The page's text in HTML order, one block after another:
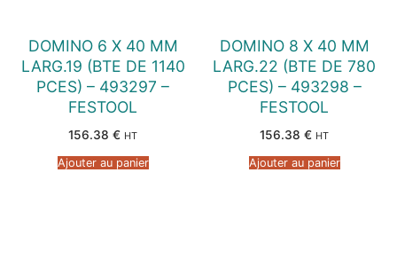
DOMINO 6 X 40 MM
LARG.19 (BTE DE 1140
PCES) – 493297 –
FESTOOL
156.38 € HT
Ajouter au panier
DOMINO 8 X 40 MM
LARG.22 (BTE DE 780
PCES) – 493298 –
FESTOOL
156.38 € HT
Ajouter au panier